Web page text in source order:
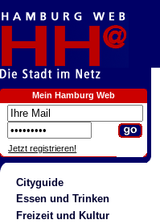
Mein Hamburg Web
Jetzt registrieren!
Cityguide
Essen und Trinken
Freizeit und Kultur